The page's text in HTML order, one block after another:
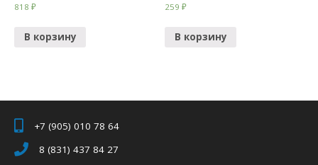
818₽
В корзину
259₽
В корзину
+7 (905) 010 78 64
8 (831) 437 84 27